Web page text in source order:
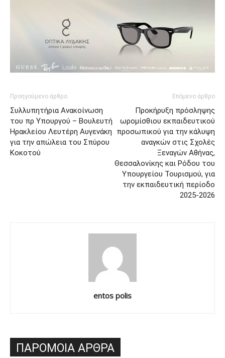
Προηγούμενο άρθρο
Συλλυπητήρια Ανακοίνωση
του πρ Υπουργού – Βουλευτή
Ηρακλείου Λευτέρη Αυγενάκη
για την απώλεια του Σπύρου
Κοκοτού
Επόμενο άρθρο
Προκήρυξη πρόσληψης
ωρομίσθιου εκπαιδευτικού
προσωπικού για την κάλυψη
αναγκών στις Σχολές
Ξεναγών Αθήνας,
Θεσσαλονίκης και Ρόδου του
Υπουργείου Τουρισμού, για
την εκπαιδευτική περίοδο
2025-2026
entos polis
ΠΑΡΟΜΟΙΑ ΑΡΘΡΑ